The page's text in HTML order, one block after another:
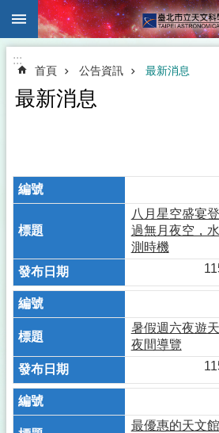
跳到主要內容區塊
:::
首頁 公告資訊 最新消息
最新消息
八月星空盛宴
過無月夜空，
測時機
暑假週六夜遊
夜間導覽
最優惠的天文